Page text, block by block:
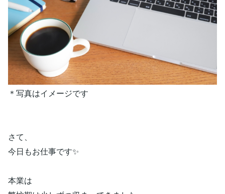
＊写真はイメージです
さて、
今日もお仕事です✨
本業は